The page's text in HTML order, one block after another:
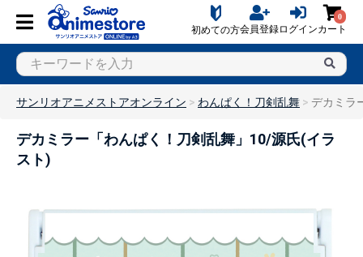
初めての方会員登録ログイン
0
カート
サンリオアニメストアオンライン わんぱく！刀剣乱舞 デカミラ
デカミラー「わんぱく！刀剣乱舞」10/源氏(イラ
スト)